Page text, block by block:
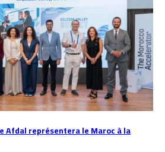
Afdal représentera le Maroc à la